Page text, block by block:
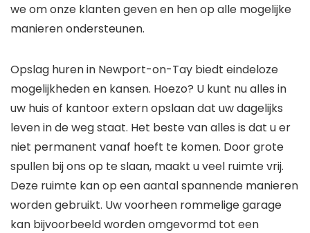
we om onze klanten geven en hen op alle mogelijke
manieren ondersteunen.
Opslag huren in Newport-on-Tay biedt eindeloze
mogelijkheden en kansen. Hoezo? U kunt nu alles in
uw huis of kantoor extern opslaan dat uw dagelijks
leven in de weg staat. Het beste van alles is dat u er
niet permanent vanaf hoeft te komen. Door grote
spullen bij ons op te slaan, maakt u veel ruimte vrij.
Deze ruimte kan op een aantal spannende manieren
worden gebruikt. Uw voorheen rommelige garage
kan bijvoorbeeld worden omgevormd tot een